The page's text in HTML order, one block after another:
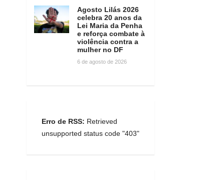
Agosto Lilás 2026
celebra 20 anos da
Lei Maria da Penha
e reforça combate à
violência contra a
mulher no DF
6 de agosto de 2026
Erro de RSS: Retrieved
unsupported status code "403"